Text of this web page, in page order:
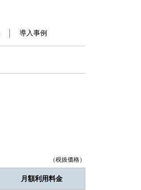
導入事例
（税抜価格）
月額利用料金